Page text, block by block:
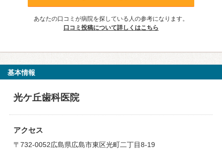
あなたの口コミが病院を探している人の参考になります。
口コミ投稿について詳しくはこちら
基本情報
光ケ丘歯科医院
アクセス
〒732-0052広島県広島市東区光町二丁目8-19